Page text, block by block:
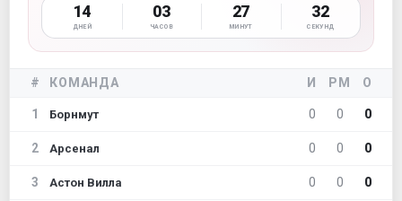
14
ДНЕЙ
03
ЧАСОВ
27
МИНУТ
31
СЕКУНД
# КОМАНДА И РМ О
1 Борнмут 0 0 0
2 Арсенал 0 0 0
3 Астон Вилла 0 0 0